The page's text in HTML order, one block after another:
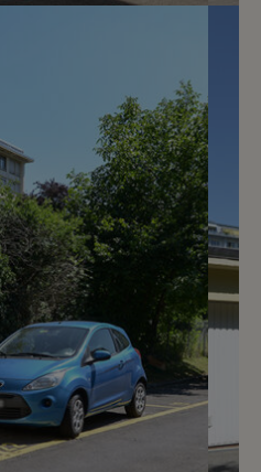
Niton 5